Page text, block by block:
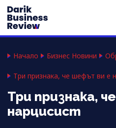
Начало Бизнес Новини
Три признака, че шефът ви е
Три признака,
нарцисист